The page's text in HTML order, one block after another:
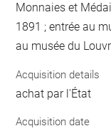
Monnaies et
1891 ; entrée au
au musée du
Acquisition details
achat par l'État
Acquisition date